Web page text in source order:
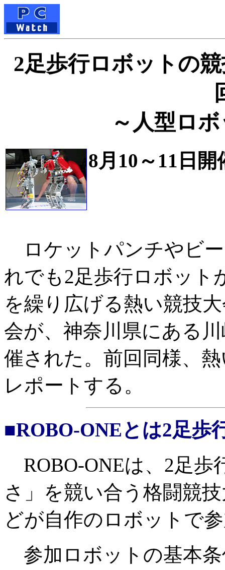
2足歩行ロボットの
～人型ロ
8月10～11日開
ロケットパンチやビ
れでも2足歩行ロボット
を繰り広げる熱い競技
会が、神奈川県にある
催された。前回同様、
レポートする。
■ROBO-ONEとは2足歩
ROBO-ONEは、2足歩
さ」を競い合う格闘競
どが自作のロボットで
参加ロボットの基本